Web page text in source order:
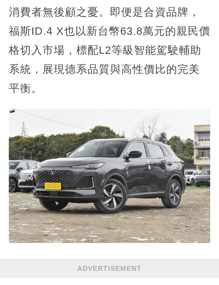
消費者無後顧之憂。即便是合資品牌，
福斯ID.4 X也以新台幣63.8萬元的親民價
格切入市場，標配L2等級智能駕駛輔助
系統，展現德系品質與高性價比的完美
平衡。
ADVERTISEMENT